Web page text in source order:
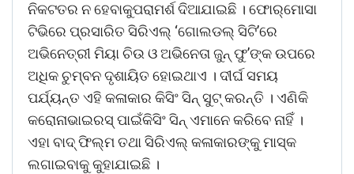
ନିକଟତର ନ ହେବାକୁପରାମର୍ଶ ଦିଆଯାଇଛି । ଫୋର୍‌ମୋସା
ଟିଭିରେ ପ୍ରସାରିତ ସିରିଏଲ୍‌ ‘ଗୋଲଡଲ୍‌ ସିଟି’ରେ
ଅଭିନେତ୍ରୀ ମିୟା ଚିଉ ଓ ଅଭିନେତା ଜୁନ୍‌ ଫୁ’ଙ୍କ ଉପରେ
ଅଧିକ ଚୁମ୍ବନ ଦୃଶାୟିତ ହୋଇଥାଏ । ଦୀର୍ଘ ସମୟ
ପର୍ଯ୍ୟନ୍ତ ଏହି କଳାକାର କିସିଂ ସିନ୍‌ ସୁଟ୍‌ କରନ୍ତି । ଏଣିକି
କରୋନାଭାଇରସ୍‌ ପାଇଁକିସିଂ ସିନ୍‌ ଏମାନେ କରିବେ ନାହିଁ ।
ଏହା ବାଦ୍‌ ଫିଲ୍ମ ତଥା ସିରିଏଲ୍‌ କଳାକାରଙ୍କୁ ମାସ୍କ
ଲଗାଇବାକୁ କୁହାଯାଇଛି ।